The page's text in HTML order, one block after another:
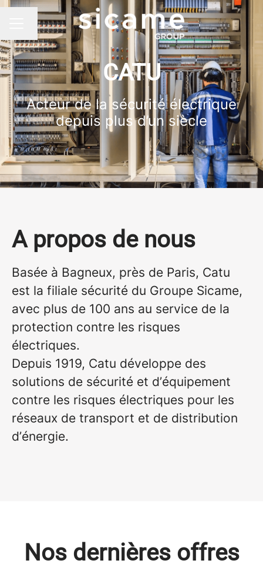
MENU CARRIÈRE
Changer la langue
CATU
Acteur de la sécurité électrique
depuis plus d’un siècle
A propos de nous
Basée à Bagneux, près de Paris, Catu
est la filiale sécurité du Groupe Sicame,
avec plus de 100 ans au service de la
protection contre les risques
électriques.
Depuis 1919, Catu développe des
solutions de sécurité et d’équipement
contre les risques électriques pour les
réseaux de transport et de distribution
d’énergie.
Nos dernières offres